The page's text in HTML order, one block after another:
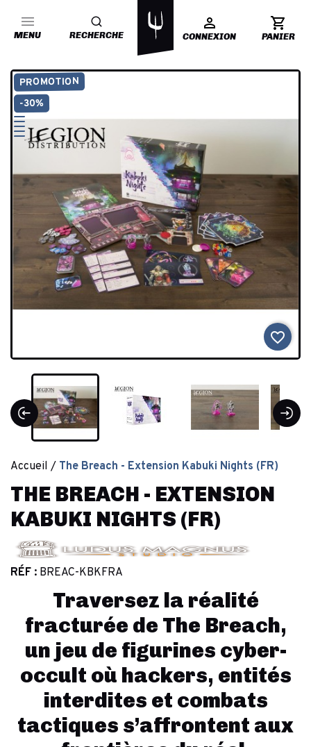
MENU RECHERCHE CONNEXION PANIER
PROMOTION
-30%
favorite_border
Accueil The Breach - Extension Kabuki Nights (FR)
THE BREACH - EXTENSION
KABUKI NIGHTS (FR)
RÉF : BREAC-KBKFRA
Traversez la réalité
fracturée de The Breach,
un jeu de figurines cyber-
occult où hackers, entités
interdites et combats
tactiques s’affrontent aux